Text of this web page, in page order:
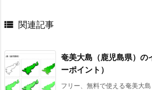
 関連記事
奄美大島（鹿児島県）の
ーポイント）
フリー、無料で使える奄美大